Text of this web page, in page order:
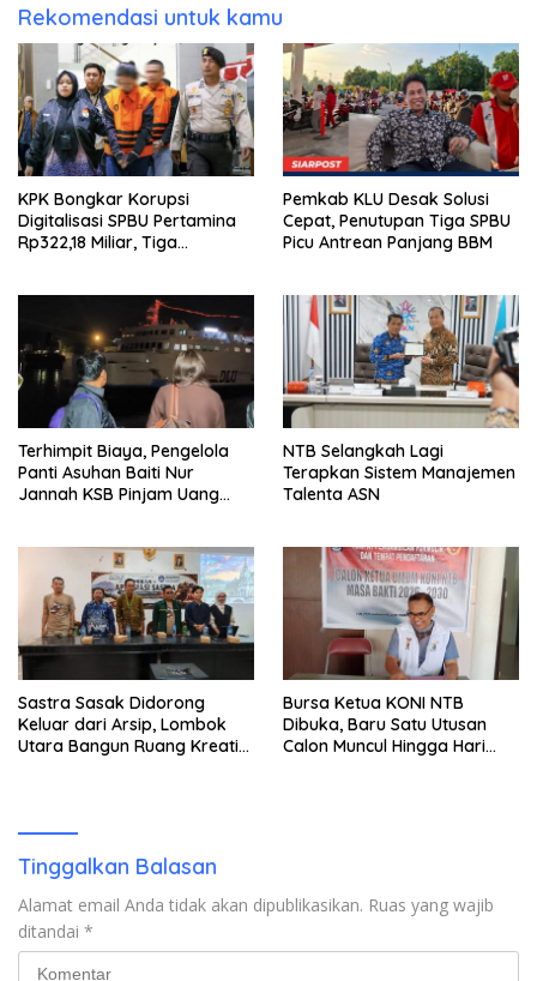
Rekomendasi untuk kamu
KPK Bongkar Korupsi
Digitalisasi SPBU Pertamina
Rp322,18 Miliar, Tiga
Pemkab KLU Desak Solusi
Cepat, Penutupan Tiga SPBU
Picu Antrean Panjang BBM
Terhimpit Biaya, Pengelola
Panti Asuhan Baiti Nur
Jannah KSB Pinjam Uang
Kunjung Tuntas
NTB Selangkah Lagi
Terapkan Sistem Manajemen
Talenta ASN
Sastra Sasak Didorong
Keluar dari Arsip, Lombok
Utara Bangun Ruang Kreatif
Bursa Ketua KONI NTB
Dibuka, Baru Satu Utusan
Calon Muncul Hingga Hari
Tinggalkan Balasan
Alamat email Anda tidak akan dipublikasikan. Ruas yang wajib
ditandai *